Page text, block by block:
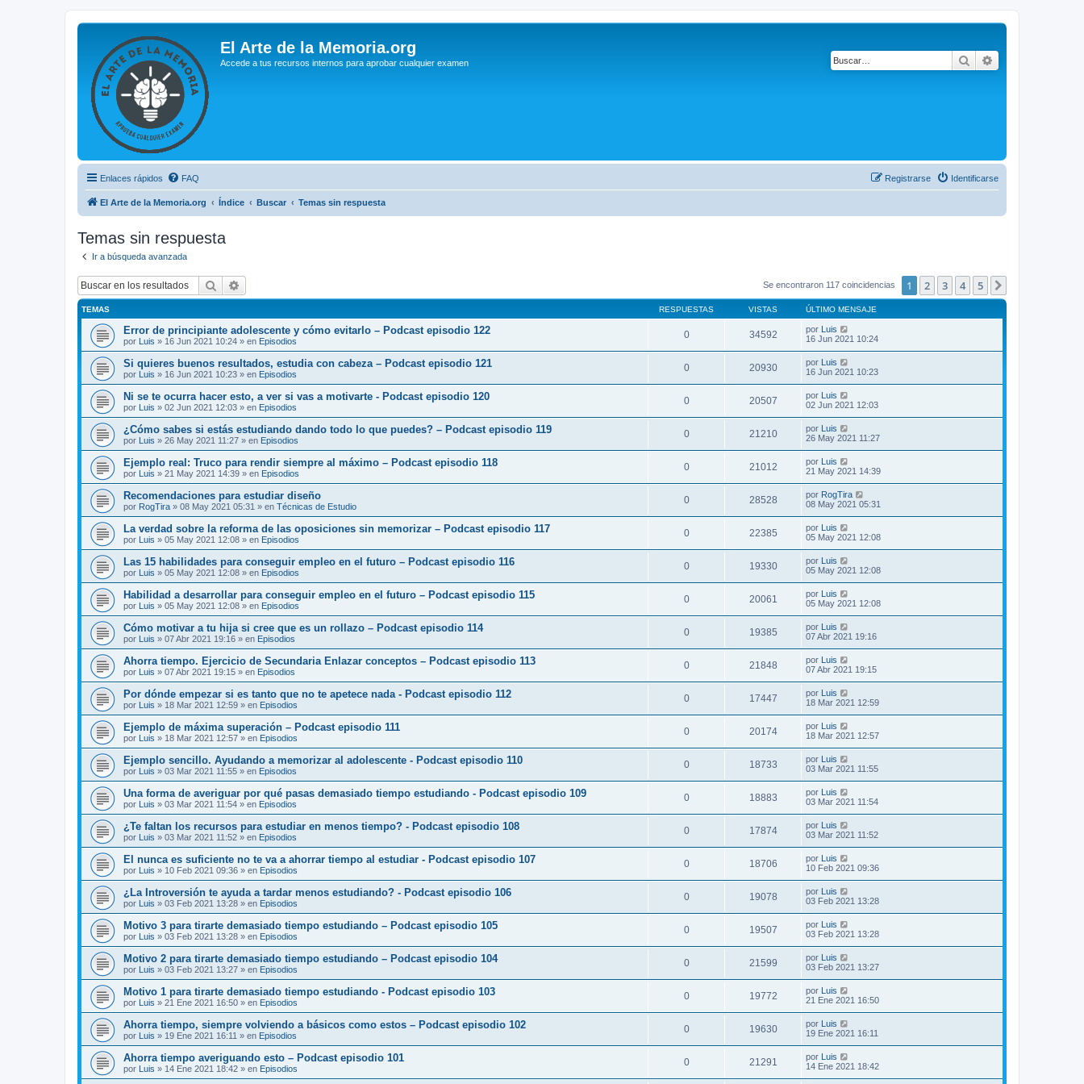
El Arte de la Memoria.org
Accede a tus recursos internos para aprobar cualquier examen Buscar
Enlaces rápidos FAQ Identificarse
Registrarse
El Arte de la Memoria.org Índice Buscar Temas sin respuesta
Temas sin respuesta
Ir a búsqueda avanzada
Buscar Se encontraron 117 coincidencias 1 2 3 4 5
TEMAS RESPUESTAS VISTAS ÚLTIMO MENSAJE
Error de principiante adolescente y cómo evitarlo – Podcast episodio 122
por Luis » 16 Jun 2021 10:24 » en Episodios
0 34592 por Luis
16 Jun 2021 10:24
Si quieres buenos resultados, estudia con cabeza – Podcast episodio 121
por Luis » 16 Jun 2021 10:23 » en Episodios
0 20930 por Luis
16 Jun 2021 10:23
Ni se te ocurra hacer esto, a ver si vas a motivarte - Podcast episodio 120
por Luis » 02 Jun 2021 12:03 » en Episodios
0 20507 por Luis
02 Jun 2021 12:03
¿Cómo sabes si estás estudiando dando todo lo que puedes? – Podcast episodio 119
por Luis » 26 May 2021 11:27 » en Episodios
0 21210 por Luis
26 May 2021 11:27
Ejemplo real: Truco para rendir siempre al máximo – Podcast episodio 118
por Luis » 21 May 2021 14:39 » en Episodios
0 21012 por Luis
21 May 2021 14:39
Recomendaciones para estudiar diseño
por RogTira » 08 May 2021 05:31 » en Técnicas de Estudio
0 28528 por RogTira
08 May 2021 05:31
La verdad sobre la reforma de las oposiciones sin memorizar – Podcast episodio 117
por Luis » 05 May 2021 12:08 » en Episodios
0 22385 por Luis
05 May 2021 12:08
Las 15 habilidades para conseguir empleo en el futuro – Podcast episodio 116
por Luis » 05 May 2021 12:08 » en Episodios
0 19330 por Luis
05 May 2021 12:08
Habilidad a desarrollar para conseguir empleo en el futuro – Podcast episodio 115
por Luis » 05 May 2021 12:08 » en Episodios
0 20061 por Luis
05 May 2021 12:08
Cómo motivar a tu hija si cree que es un rollazo – Podcast episodio 114
por Luis » 07 Abr 2021 19:16 » en Episodios
0 19385 por Luis
07 Abr 2021 19:16
Ahorra tiempo. Ejercicio de Secundaria Enlazar conceptos – Podcast episodio 113
por Luis » 07 Abr 2021 19:15 » en Episodios
0 21848 por Luis
07 Abr 2021 19:15
Por dónde empezar si es tanto que no te apetece nada - Podcast episodio 112
por Luis » 18 Mar 2021 12:59 » en Episodios
0 17447 por Luis
18 Mar 2021 12:59
Ejemplo de máxima superación – Podcast episodio 111
por Luis » 18 Mar 2021 12:57 » en Episodios
0 20174 por Luis
18 Mar 2021 12:57
Ejemplo sencillo. Ayudando a memorizar al adolescente - Podcast episodio 110
por Luis » 03 Mar 2021 11:55 » en Episodios
0 18733 por Luis
03 Mar 2021 11:55
Una forma de averiguar por qué pasas demasiado tiempo estudiando - Podcast episodio 109
por Luis » 03 Mar 2021 11:54 » en Episodios
0 18883 por Luis
03 Mar 2021 11:54
¿Te faltan los recursos para estudiar en menos tiempo? - Podcast episodio 108
por Luis » 03 Mar 2021 11:52 » en Episodios
0 17874 por Luis
03 Mar 2021 11:52
El nunca es suficiente no te va a ahorrar tiempo al estudiar - Podcast episodio 107
por Luis » 10 Feb 2021 09:36 » en Episodios
0 18706 por Luis
10 Feb 2021 09:36
¿La Introversión te ayuda a tardar menos estudiando? - Podcast episodio 106
por Luis » 03 Feb 2021 13:28 » en Episodios
0 19078 por Luis
03 Feb 2021 13:28
Motivo 3 para tirarte demasiado tiempo estudiando – Podcast episodio 105
por Luis » 03 Feb 2021 13:28 » en Episodios
0 19507 por Luis
03 Feb 2021 13:28
Motivo 2 para tirarte demasiado tiempo estudiando – Podcast episodio 104
por Luis » 03 Feb 2021 13:27 » en Episodios
0 21599 por Luis
03 Feb 2021 13:27
Motivo 1 para tirarte demasiado tiempo estudiando - Podcast episodio 103
por Luis » 21 Ene 2021 16:50 » en Episodios
0 19772 por Luis
21 Ene 2021 16:50
Ahorra tiempo, siempre volviendo a básicos como estos – Podcast episodio 102
por Luis » 19 Ene 2021 16:11 » en Episodios
0 19630 por Luis
19 Ene 2021 16:11
Ahorra tiempo averiguando esto – Podcast episodio 101
por Luis » 14 Ene 2021 18:42 » en Episodios
0 21291 por Luis
14 Ene 2021 18:42